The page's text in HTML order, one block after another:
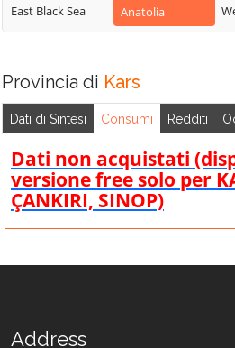
East Black Sea
Anatolia
Provincia di Kars
Dati di Sintesi Consumi Redditi
Dati non acquistati
versione free solo per
ÇANKIRI, SINOP)
Address